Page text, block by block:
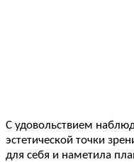
С удовольствием
эстетической точки
для себя и наметила